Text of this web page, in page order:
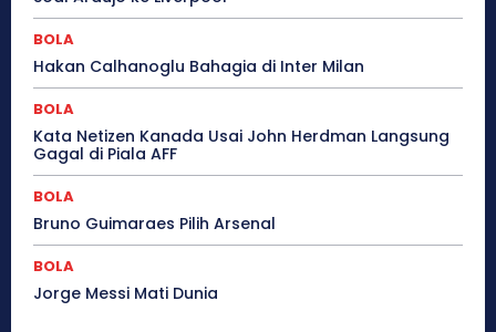
BOLA
Hakan Calhanoglu Bahagia di Inter Milan
BOLA
Kata Netizen Kanada Usai John Herdman Langsung
Gagal di Piala AFF
BOLA
Bruno Guimaraes Pilih Arsenal
BOLA
Jorge Messi Mati Dunia